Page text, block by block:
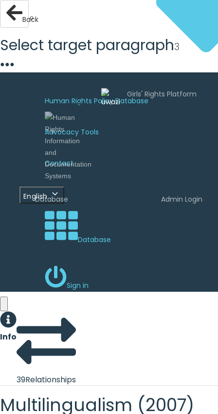
Human Rights Policy Database
Advocacy Tools
Contact
English
Database
Sign in
Back
Select target paragraph3
●●●
developed by
Database Admin Login
Info
39Relationships
Multilingualism (2007)